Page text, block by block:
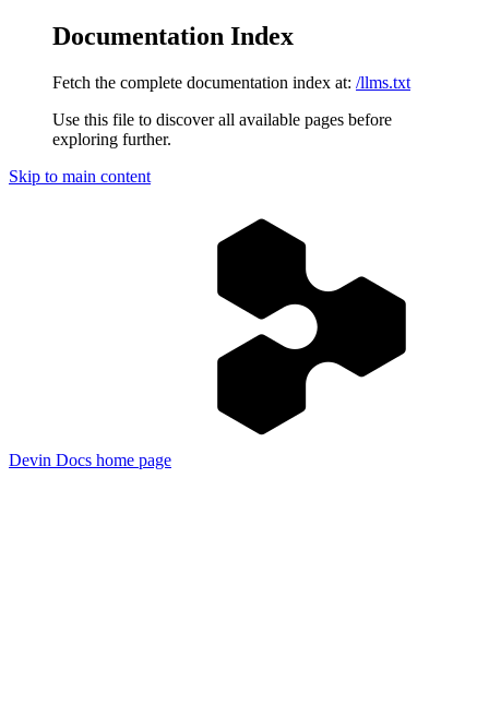
Documentation Index
Fetch the complete documentation index at: /llms.txt
Use this file to discover all available pages before
exploring further.
Skip to main content
Devin Docs home page